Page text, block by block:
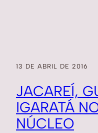
13 DE ABRIL DE 2016
JACAREÍ,
IGARATÁ
NÚCLEO